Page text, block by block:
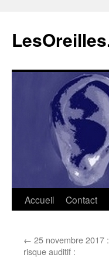
contenu
Accueil Contact
← 25 novembre 2017
risque auditif :